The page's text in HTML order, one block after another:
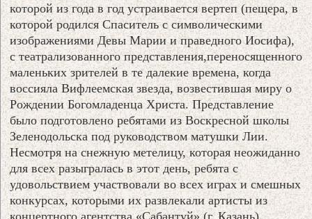
которой из года в год устраивается вертеп (пещера, в
которой родился Спаситель с символическими
изображениями Девы Марии и праведного Иосифа),
с театрализованного представления,переносященного
маленьких зрителей в те далекие времена, когда
воссияла Вифлеемская звезда, возвестившая миру о
Рождении Богомладенца Христа. Представление
было подготовлено ребятами из Воскресной школы
Зеленодольска под руководством матушки Лии.
Несмотря на снежную метелицу, которая неожиданно
для всех разыгралась в этот день, ребята с
удовольствием участвовали во всех играх и смешных
конкурсах, которыми их развлекали артисты из
концертного агентства «Сабантуй» (г. Казань).